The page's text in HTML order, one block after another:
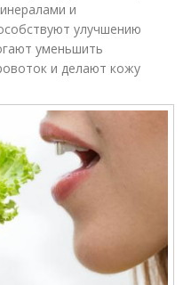
и
улучшению
уменьшить
и делают кожу